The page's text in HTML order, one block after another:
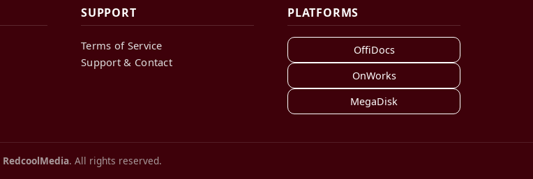
SUPPORT
Terms of Service
Support & Contact
PLATFORMS
OffiDocs
OnWorks
MegaDisk
RedcoolMedia. All rights reserved.